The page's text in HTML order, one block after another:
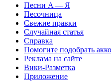
Песни А — Я
Песочница
Свежие правки
Случайная статья
Справка
Помогите подобрать
Реклама на сайте
Вики-Разметка
Приложение